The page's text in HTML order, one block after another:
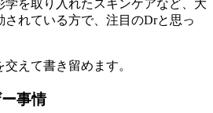
学を取り入れたスキンケアなど、大
れている方で、注目のDrと思っ
えて書き留めます。
事情